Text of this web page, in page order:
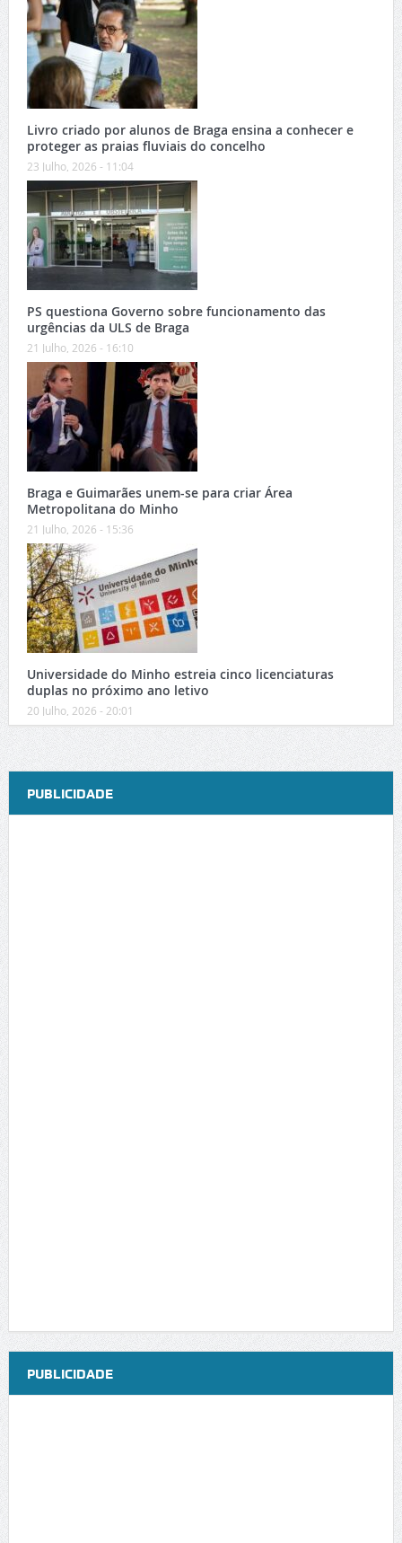
Livro criado por alunos de Braga ensina a conhecer e
proteger as praias fluviais do concelho
23 Julho, 2026 - 11:04
PS questiona Governo sobre funcionamento das
urgências da ULS de Braga
21 Julho, 2026 - 16:10
Braga e Guimarães unem-se para criar Área
Metropolitana do Minho
21 Julho, 2026 - 15:36
Universidade do Minho estreia cinco licenciaturas
duplas no próximo ano letivo
20 Julho, 2026 - 20:01
PUBLICIDADE
PUBLICIDADE